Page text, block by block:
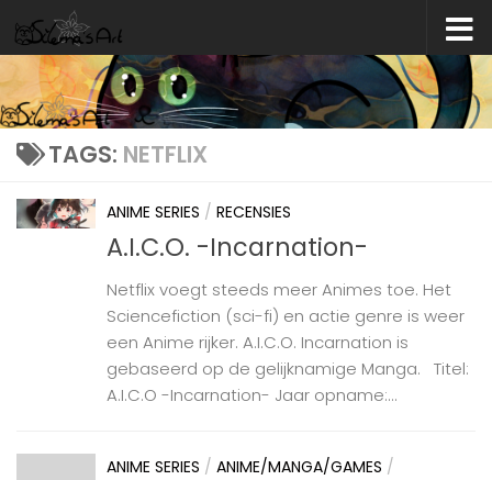
Skip to content
TAGS: NETFLIX
ANIME SERIES / RECENSIES
A.I.C.O. -Incarnation-
Netflix voegt steeds meer Animes toe. Het
Sciencefiction (sci-fi) en actie genre is weer
een Anime rijker. A.I.C.O. Incarnation is
gebaseerd op de gelijknamige Manga. Titel:
A.I.C.O -Incarnation- Jaar opname:...
ANIME SERIES / ANIME/MANGA/GAMES /